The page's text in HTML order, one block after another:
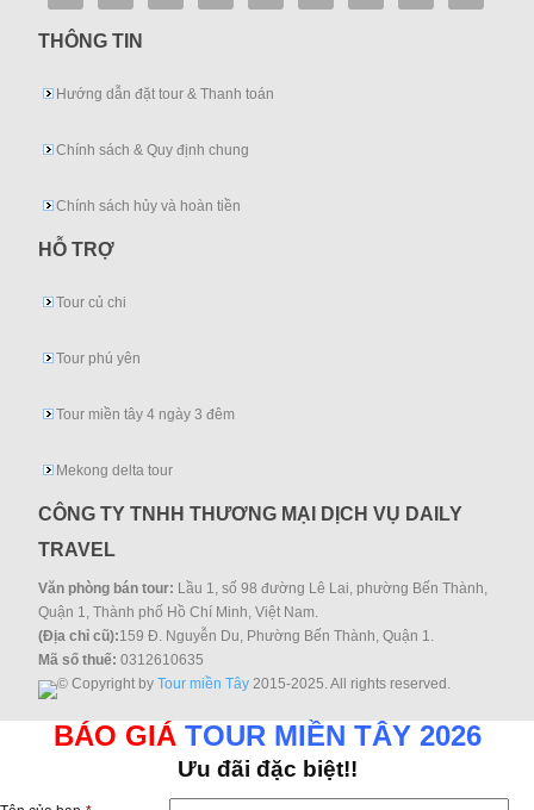
THÔNG TIN
Hướng dẫn đặt tour & Thanh toán
Chính sách & Quy định chung
Chính sách hủy và hoàn tiền
HỖ TRỢ
Tour củ chi
Tour phú yên
Tour miền tây 4 ngày 3 đêm
Mekong delta tour
CÔNG TY TNHH THƯƠNG MẠI DỊCH VỤ DAILY
TRAVEL
Văn phòng bán tour: Lầu 1, số 98 đường Lê Lai, phường Bến Thành,
Quận 1, Thành phố Hồ Chí Minh, Việt Nam.
(Địa chỉ cũ):159 Đ. Nguyễn Du, Phường Bến Thành, Quận 1.
Mã số thuế: 0312610635
© Copyright byTour miền Tây 2015-2025. All rights reserved.
BÁO GIÁ TOUR MIỀN TÂY 2026
Ưu đãi đặc biệt!!